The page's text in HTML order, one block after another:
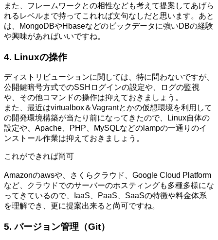
また、フレームワークとの相性なども考えて提案してあげら
れるレベルまで持ってこれれば文句なしだと思います。あと
は、MongoDBやHbaseなどのビックデータに強いDBの経験
や興味があればいいですね。
4. Linuxの操作
ディストリビューションに関しては、特に問わないですが、
公開鍵暗号方式でのSSHログインの設定や、ログの監視
や、その他コマンドの操作は抑えておきましょう。
また、最近はvirtualbox＆Vagrantとかの仮想環境を利用して
の開発環境構築が当たり前になってきたので、Linux自体の
設定や、Apache、PHP、MySQLなどのlampの一通りのイ
ンストール作業は抑えておきましょう。
これができれば尚可
Amazonのawsや、さくらクラウド、Google Cloud Platform
など、クラウドでのサーバーのホスティングも多種多様にな
ってきているので、IaaS、PaaS、SaaSの特徴や料金体系
を理解でき、更に提案出来ると尚可ですね。
5. バージョン管理（Git）